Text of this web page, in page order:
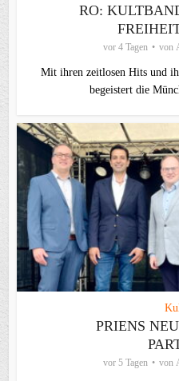
RO:
vor 4 Tagen von
Mit ihren zeitlosen Hits und
begeistert die
PRIENS
vor 5 Tagen von